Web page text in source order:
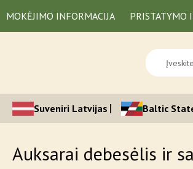
MOKĖJIMO INFORMACIJA PRISTATYMO
Suveniri Latvijas Baltic
Auksarai debesėlis ir